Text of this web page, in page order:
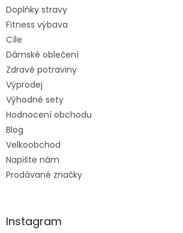
Doplňky stravy
Fitness výbava
Cíle
Dámské oblečení
Zdravé potraviny
Výprodej
Výhodné sety
Hodnocení obchodu
Blog
Velkoobchod
Napište nám
Prodávané značky
Instagram